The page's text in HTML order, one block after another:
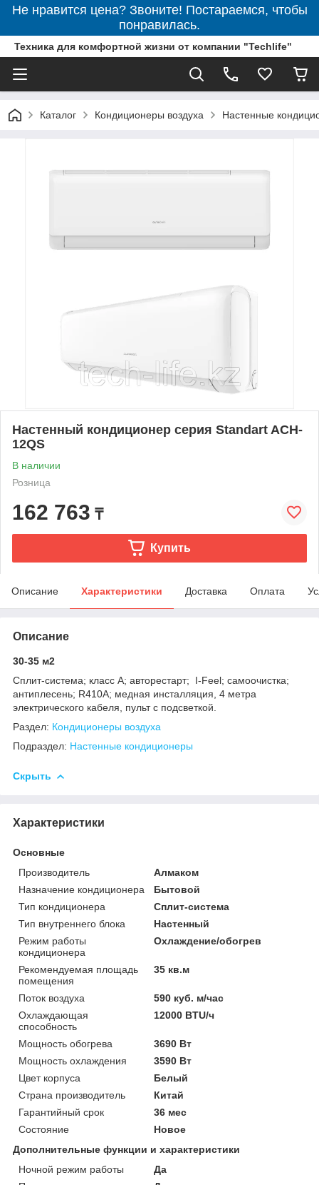
Не нравится цена? Звоните! Постараемся, чтобы
понравилась.
Техника для комфортной жизни от компании "Techlife"
Каталог Кондиционеры воздуха Настенные
Настенный кондиционер серия Standart ACH-
12QS
В наличии
Розница
162 763 ₸
Купить
Описание Характеристики Доставка Оплата
Описание
30-35 м2
Сплит-система; класс A; авторестарт; I-Feel; самоочистка;
антиплесень; R410A; медная инсталляция, 4 метра
электрического кабеля, пульт с подсветкой.
Раздел: Кондиционеры воздуха
Подраздел: Настенные кондиционеры
Скрыть
Характеристики
Основные
Производитель
Алмаком
Назначение кондиционера
Бытовой
Тип кондиционера
Сплит-система
Тип внутреннего блока
Настенный
Режим работы
кондиционера
Охлаждение/обогрев
Рекомендуемая площадь
помещения
35 кв.м
Поток воздуха
590 куб. м/час
Охлаждающая
способность
12000 BTU/ч
Мощность обогрева
3690 Вт
Мощность охлаждения
3590 Вт
Цвет корпуса
Белый
Страна производитель
Китай
Гарантийный срок
36 мес
Состояние
Новое
Дополнительные функции и характеристики
Ночной режим работы
Да